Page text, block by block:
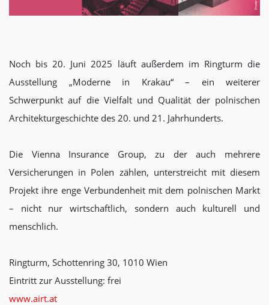
Noch bis 20. Juni 2025 läuft außerdem im Ringturm die
Ausstellung „Moderne in Krakau“ – ein weiterer
Schwerpunkt auf die Vielfalt und Qualität der polnischen
Architekturgeschichte des 20. und 21. Jahrhunderts.
Die Vienna Insurance Group, zu der auch mehrere
Versicherungen in Polen zählen, unterstreicht mit diesem
Projekt ihre enge Verbundenheit mit dem polnischen Markt
– nicht nur wirtschaftlich, sondern auch kulturell und
menschlich.
Ringturm, Schottenring 30, 1010 Wien
Eintritt zur Ausstellung: frei
www.airt.at